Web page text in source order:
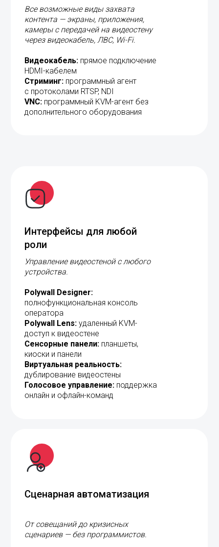
камеры с передачей на видеостену
через видеокабель, ЛВС, Wi-Fi.
Видеокабель:прямое подключение
HDMI-кабелем
Стриминг:программный агент
с протоколами RTSP, NDI
VNC:программный KVM-агент без
дополнительного оборудования
Управление видеостеной с любого
устройства.
Polywall Designer:
полнофункциональная консоль
оператора
Polywall Lens:удаленный KVM-
доступ к видеостене
Сенсорные панели:планшеты,
киоски и панели
Виртуальная реальность:
дублирование видеостены
Голосовое управление:поддержка
онлайн и офлайн-команд
Интерфейсы для любой
От совещаний до кризисных
Сцены:создание информационных
раскладок на лету
Сценарная автоматизация